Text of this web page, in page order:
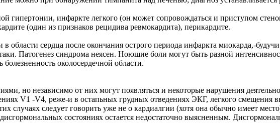
гипертонии, инфаркте легкого (он может сопровождаться и приступом
(один из признаков рецидива ревмокардита), перикардите.
области сердца после окончания острого периода инфаркта миокарда,-
Патогенез синдрома неясен. Ноющие боли могут быть разной
околосердечной области.
но независимо от них могут появляться и некоторые нарушения
V1 -V4, реже-и в остапьных грудных отведениях ЭКГ, легкого смещения
случаях следует говорить уже не о кардиалгии (хотя она обычно имеет
состояниях остается недостаточно выясненным.